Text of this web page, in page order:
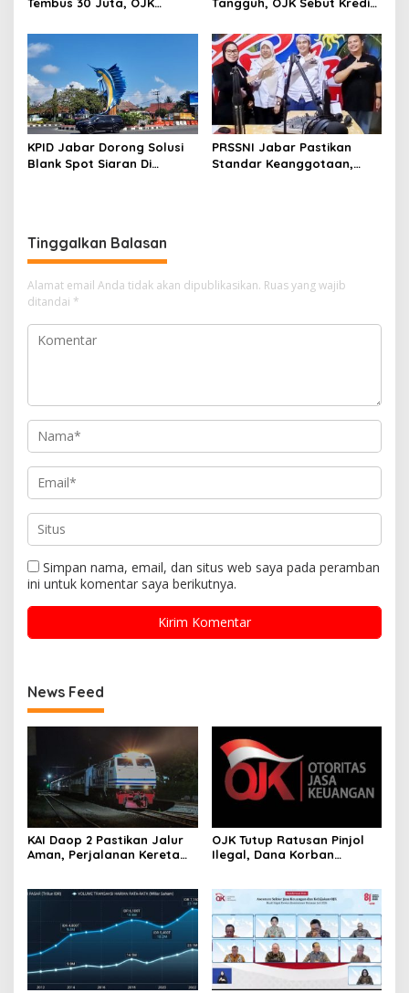
Masyarakat Terus Menguat
Kuat di Tengah Gejolak
Global
KPID Jabar Dorong Solusi
Blank Spot Siaran Di
PRSSNI Jabar Pastikan
Standar Keanggotaan,
Tinggalkan Balasan
Alamat email Anda tidak akan dipublikasikan. Ruas yang wajib
ditandai *
Simpan nama, email, dan situs web saya pada peramban
ini untuk komentar saya berikutnya.
News Feed
KAI Daop 2 Pastikan Jalur
Aman, Perjalanan Kereta
OJK Tutup Ratusan Pinjol
Ilegal, Dana Korban